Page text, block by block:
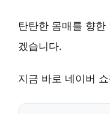
탄탄한 몸매를 향한
겠습니다.
지금 바로 네이버